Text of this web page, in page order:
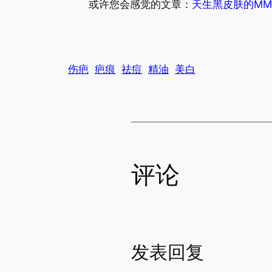
或许您会感觉的文章： 天生黑皮肤的
伤疤 疤痕 祛痘 精油 美白
评论
发表回复